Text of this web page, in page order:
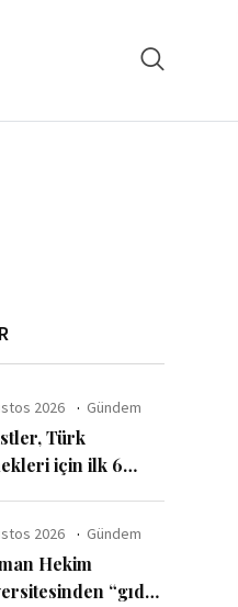
2026 Gündem
Türk
için ilk 6
2026 Gündem
Hekim
“gıda